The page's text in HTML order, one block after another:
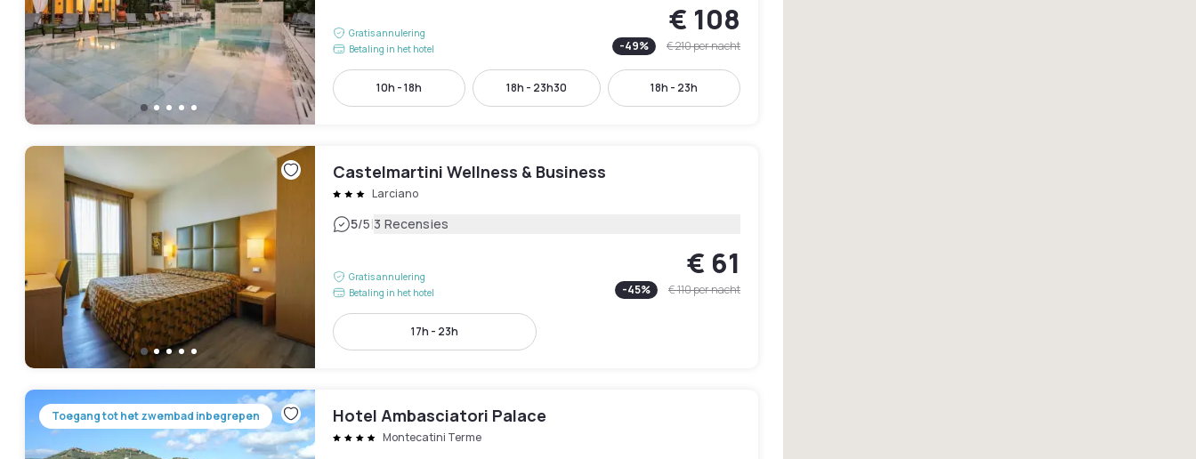
Gratis annulering
Betaling in het hotel
€ 108
-49% € 210per nacht
10h - 18h 18h - 23h30 18h - 23h
Castelmartini Wellness & Business
Larciano
5/5|3 Recensies
Gratis annulering
Betaling in het hotel
€ 61
-45% € 110per nacht
17h - 23h
Toegang tot het zwembad inbegrepen Hotel Ambasciatori Palace
Montecatini Terme